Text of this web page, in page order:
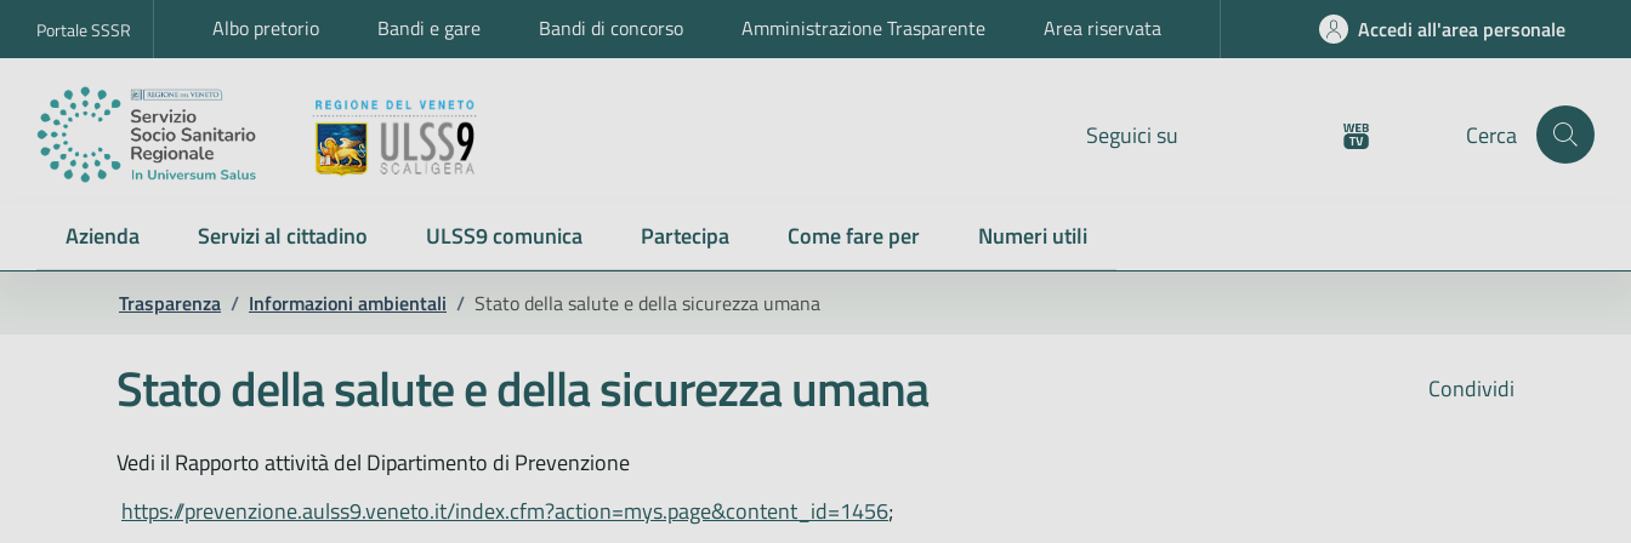
Portale SSSR Albo pretorio Bandi e gare Bandi di concorso Amministrazione Trasparente Area riservata Accedi all'area personale
Seguici su Cerca
Azienda Servizi al cittadino ULSS9 comunica Partecipa Come fare per Numeri utili
Trasparenza / Informazioni ambientali / Stato della salute e della sicurezza umana
Condividi
Stato della salute e della sicurezza umana
Vedi il Rapporto attività del Dipartimento di Prevenzione
https://prevenzione.aulss9.veneto.it/index.cfm?action=mys.page&content_id=1456;